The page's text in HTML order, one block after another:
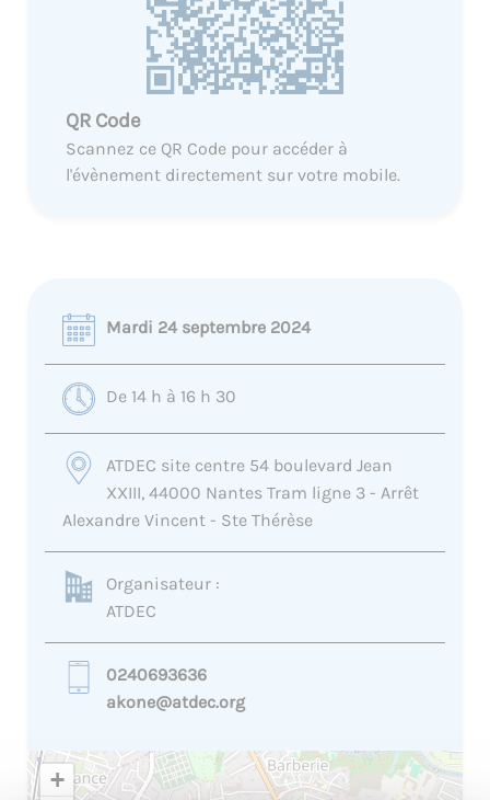
QR Code
Scannez ce QR Code pour accéder à
l'évènement directement sur votre mobile.
Mardi 24 septembre 2024
De 14 h à 16 h 30
ATDEC site centre 54 boulevard Jean
XXIII, 44000 Nantes Tram ligne 3 - Arrêt
Alexandre Vincent - Ste Thérèse
Organisateur :
ATDEC
0240693636
akone@atdec.org
+